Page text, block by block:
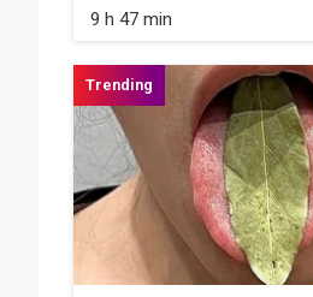
9 h 47 min